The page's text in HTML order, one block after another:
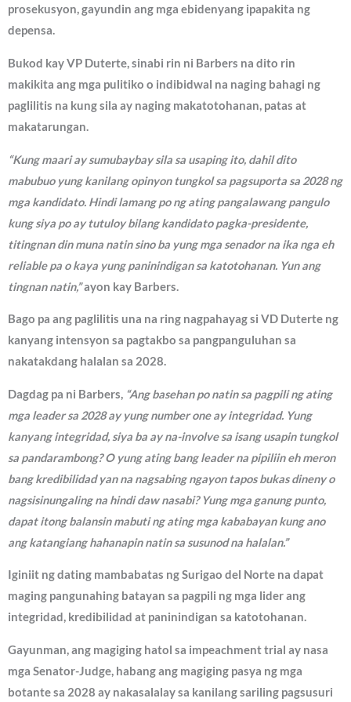
prosekusyon, gayundin ang mga ebidenyang ipapakita ng
depensa.
Bukod kay VP Duterte, sinabi rin ni Barbers na dito rin
makikita ang mga pulitiko o indibidwal na naging bahagi ng
paglilitis na kung sila ay naging makatotohanan, patas at
makatarungan.
“Kung maari ay sumubaybay sila sa usaping ito, dahil dito
mabubuo yung kanilang opinyon tungkol sa pagsuporta sa 2028 ng
mga kandidato. Hindi lamang po ng ating pangalawang pangulo
kung siya po ay tutuloy bilang kandidato pagka-presidente,
titingnan din muna natin sino ba yung mga senador na ika nga eh
reliable pa o kaya yung paninindigan sa katotohanan. Yun ang
tingnan natin,”ayon kay Barbers.
Bago pa ang paglilitis una na ring nagpahayag si VD Duterte ng
kanyang intensyon sa pagtakbo sa pangpanguluhan sa
nakatakdang halalan sa 2028.
Dagdag pa ni Barbers, “Ang basehan po natin sa pagpili ng ating
mga leader sa 2028 ay yung number one ay integridad. Yung
kanyang integridad, siya ba ay na-involve sa isang usapin tungkol
sa pandarambong? O yung ating bang leader na pipiliin eh meron
bang kredibilidad yan na nagsabing ngayon tapos bukas dineny o
nagsisinungaling na hindi daw nasabi? Yung mga ganung punto,
dapat itong balansin mabuti ng ating mga kababayan kung ano
ang katangiang hahanapin natin sa susunod na halalan.”
Iginiit ng dating mambabatas ng Surigao del Norte na dapat
maging pangunahing batayan sa pagpili ng mga lider ang
integridad, kredibilidad at paninindigan sa katotohanan.
Gayunman, ang magiging hatol sa impeachment trial ay nasa
mga Senator-Judge, habang ang magiging pasya ng mga
botante sa 2028 ay nakasalalay sa kanilang sariling pagsusuri